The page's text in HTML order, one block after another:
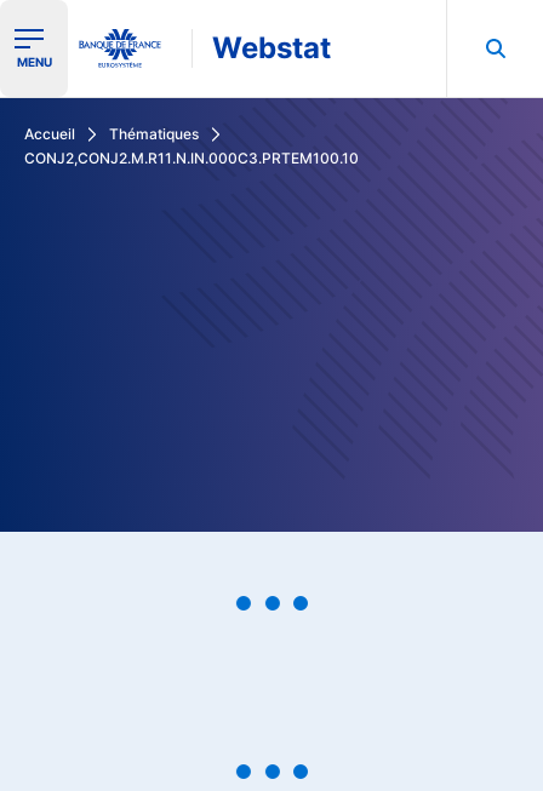
Ouvrir le menu de navigation
MENU Webstat
Accueil
Thématiques
CONJ2,CONJ2.M.R11.N.IN.000C3.PRTEM100.10